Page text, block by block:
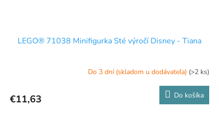
LEGO® 71038 Minifigurka Sté výročí Disney - Tiana
Do 3 dní (skladom u dodávateľa) (>2 ks)
€11,63 Do košíka